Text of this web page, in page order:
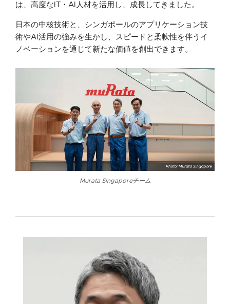
は、高度なIT・AI人材を活用し、成長してきました。
日本の中核技術と、シンガポールのアプリケーション技
術やAI活用の強みを生かし、スピードと柔軟性を伴うイ
ノベーションを通じて新たな価値を創出できます。
Murata Singaporeチーム